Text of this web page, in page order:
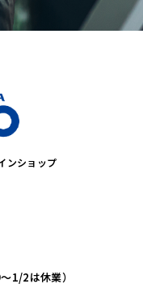
ンショップ
1/2は休業）